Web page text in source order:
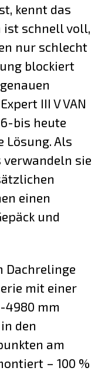
kennt das
ist schnell voll,
nur schlecht
blockiert
III V VAN
bis heute
Lösung. Als
sie
einen
und
Dachrelinge
mit einer
4980 mm
den
am
– 100 %